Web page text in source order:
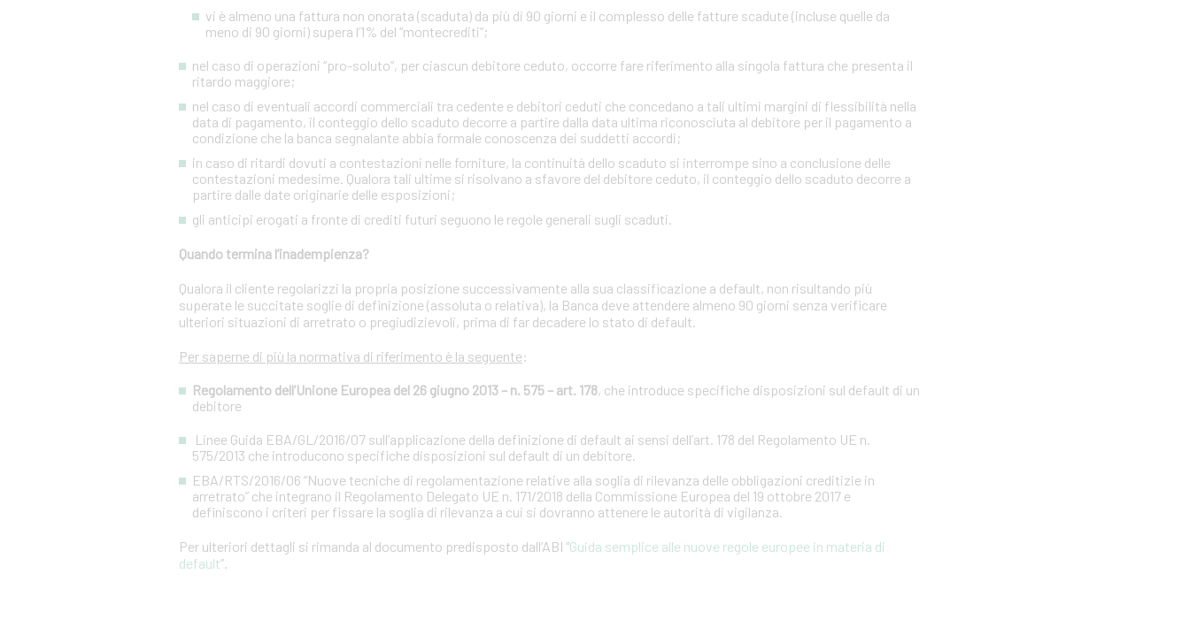
vi è almeno una fattura non onorata (scaduta) da più di 90 giorni e il complesso delle fatture scadute (incluse quelle da
meno di 90 giorni) supera l’1% del “montecrediti”;
nel caso di operazioni “pro-soluto”, per ciascun debitore ceduto, occorre fare riferimento alla singola fattura che presenta il
ritardo maggiore;
nel caso di eventuali accordi commerciali tra cedente e debitori ceduti che concedano a tali ultimi margini di flessibilità nella
data di pagamento, il conteggio dello scaduto decorre a partire dalla data ultima riconosciuta al debitore per il pagamento a
condizione che la banca segnalante abbia formale conoscenza dei suddetti accordi;
in caso di ritardi dovuti a contestazioni nelle forniture, la continuità dello scaduto si interrompe sino a conclusione delle
contestazioni medesime. Qualora tali ultime si risolvano a sfavore del debitore ceduto, il conteggio dello scaduto decorre a
partire dalle date originarie delle esposizioni;
gli anticipi erogati a fronte di crediti futuri seguono le regole generali sugli scaduti.
Quando termina l’inadempienza?
Qualora il cliente regolarizzi la propria posizione successivamente alla sua classificazione a default, non risultando più
superate le succitate soglie di definizione (assoluta o relativa), la Banca deve attendere almeno 90 giorni senza verificare
ulteriori situazioni di arretrato o pregiudizievoli, prima di far decadere lo stato di default.
Per saperne di più la normativa di riferimento è la seguente:
Regolamento dell’Unione Europea del 26 giugno 2013 – n. 575 – art. 178, che introduce specifiche disposizioni sul default di un
debitore
Linee Guida EBA/GL/2016/07 sull’applicazione della definizione di default ai sensi dell’art. 178 del Regolamento UE n.
575/2013 che introducono specifiche disposizioni sul default di un debitore.
EBA/RTS/2016/06 “Nuove tecniche di regolamentazione relative alla soglia di rilevanza delle obbligazioni creditizie in
arretrato” che integrano il Regolamento Delegato UE n. 171/2018 della Commissione Europea del 19 ottobre 2017 e
definiscono i criteri per fissare la soglia di rilevanza a cui si dovranno attenere le autorità di vigilanza.
Per ulteriori dettagli si rimanda al documento predisposto dall’ABI “Guida semplice alle nuove regole europee in materia di
default”.